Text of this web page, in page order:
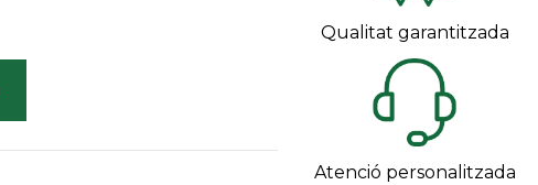
Qualitat garantitzada
Atenció personalitzada